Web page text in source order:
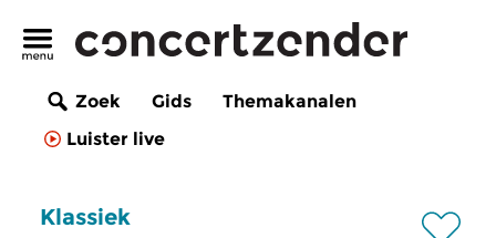
Zoek Gids
Themakanalen
Luister live
Klassiek